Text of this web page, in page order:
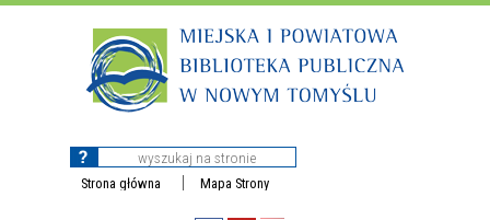
Strona główna Mapa Strony